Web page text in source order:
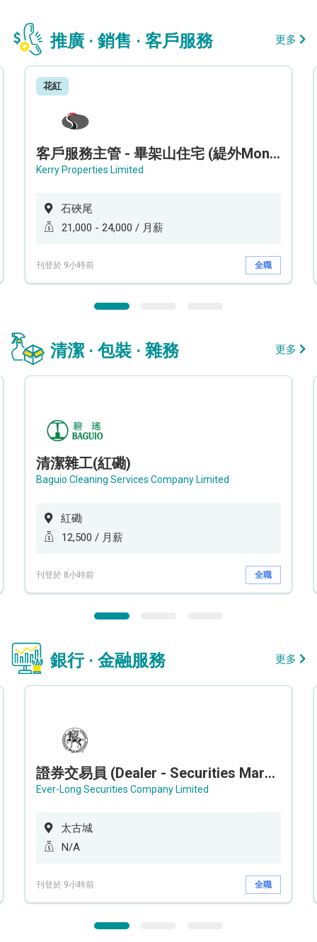
推廣 · 銷售 · 客戶服務 更多
花紅
客戶服務主管 - 畢架山住宅 (緹外Mont Verra)
Kerry Properties Limited
石硤尾
21,000 - 24,000 / 月薪
刊登於 9小時前 全職
清潔 · 包裝 · 雜務 更多
清潔雜工(紅磡)
Baguio Cleaning Services Company Limited
紅磡
12,500 / 月薪
刊登於 8小時前 全職
銀行 · 金融服務 更多
證券交易員 (Dealer - Securities Market)
Ever-Long Securities Company Limited
太古城
N/A
刊登於 9小時前 全職